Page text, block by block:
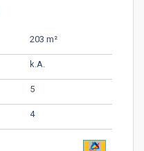
203 m²
k.A.
5
4